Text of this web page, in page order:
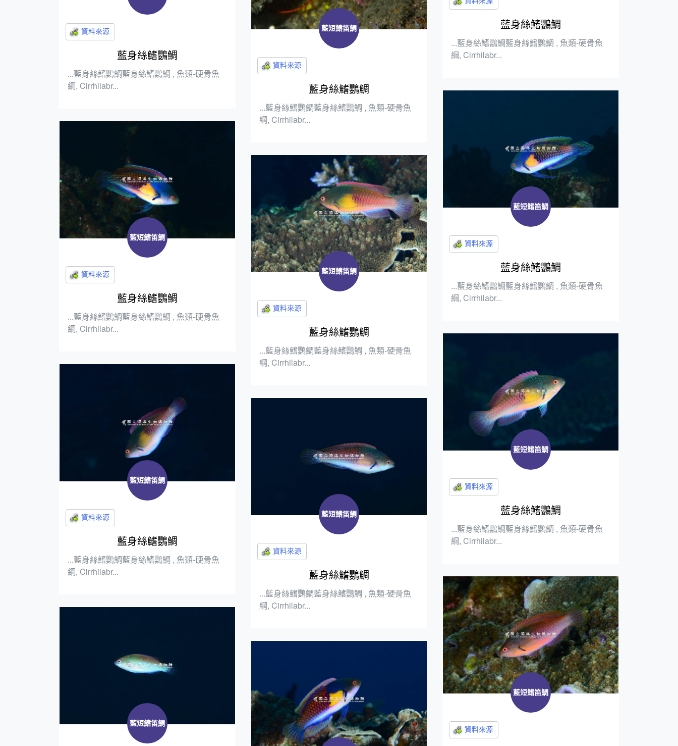
藍身絲鰭鸚鯛
...藍身絲鰭鸚鯛藍身絲鰭鸚鯛 , 魚類-硬骨魚
綱, Cirrhilabr...
藍身絲鰭鸚鯛
...藍身絲鰭鸚鯛藍身絲鰭鸚鯛 , 魚類-硬骨魚
綱, Cirrhilabr...
藍短鰭笛鯛
藍身絲鰭鸚鯛
...藍身絲鰭鸚鯛藍身絲鰭鸚鯛 , 魚類-硬骨魚
綱, Cirrhilabr...
藍短鰭笛鯛
藍身絲鰭鸚鯛
...藍身絲鰭鸚鯛藍身絲鰭鸚鯛 , 魚類-硬骨魚
綱, Cirrhilabr...
藍短鰭笛鯛
藍身絲鰭鸚鯛
...藍身絲鰭鸚鯛藍身絲鰭鸚鯛 , 魚類-硬骨魚
綱, Cirrhilabr...
藍短鰭笛鯛
藍身絲鰭鸚鯛
...藍身絲鰭鸚鯛藍身絲鰭鸚鯛 , 魚類-硬骨魚
綱, Cirrhilabr...
藍短鰭笛鯛
藍身絲鰭鸚鯛
...藍身絲鰭鸚鯛藍身絲鰭鸚鯛 , 魚類-硬骨魚
綱, Cirrhilabr...
藍短鰭笛鯛
藍身絲鰭鸚鯛
...藍身絲鰭鸚鯛藍身絲鰭鸚鯛 , 魚類-硬骨魚
綱, Cirrhilabr...
藍短鰭笛鯛
藍身絲鰭鸚鯛
...藍身絲鰭鸚鯛藍身絲鰭鸚鯛 , 魚類-硬骨魚
綱, Cirrhilabr...
藍短鰭笛鯛
藍短鰭笛鯛